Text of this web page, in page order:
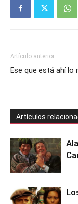
Artículo anterior
Ese que está ahí lo
Artículos